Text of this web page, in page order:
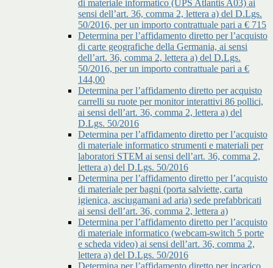
di materiale informatico (UPS Atlantis A03) ai
sensi dell’art. 36, comma 2, lettera a) del D.Lgs.
50/2016, per un importo contrattuale pari a € 715
Determina per l’affidamento diretto per l’acquisto
di carte geografiche della Germania, ai sensi
dell’art. 36, comma 2, lettera a) del D.Lgs.
50/2016, per un importo contrattuale pari a €
144,00
Determina per l’affidamento diretto per acquisto
carrelli su ruote per monitor interattivi 86 pollici,
ai sensi dell’art. 36, comma 2, lettera a) del
D.Lgs. 50/2016
Determina per l’affidamento diretto per l’acquisto
di materiale informatico strumenti e materiali per
laboratori STEM ai sensi dell’art. 36, comma 2,
lettera a) del D.Lgs. 50/2016
Determina per l’affidamento diretto per l’acquisto
di materiale per bagni (porta salviette, carta
igienica, asciugamani ad aria) sede prefabbricati
ai sensi dell’art. 36, comma 2, lettera a)
Determina per l’affidamento diretto per l’acquisto
di materiale informatico (webcam-switch 5 porte
e scheda video) ai sensi dell’art. 36, comma 2,
lettera a) del D.Lgs. 50/2016